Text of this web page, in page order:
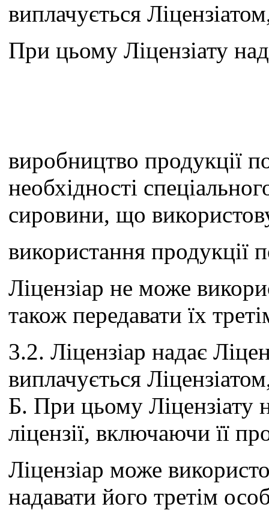
виплачується
При цьому Ліцензіату
виробництво продукції
необхідності
сировини, що
використання продукції
Ліцензіар не може
також передавати їх
3.2. Ліцензіар надає
виплачується
Б. При цьому Ліцензіату
ліцензії, включаючи її
Ліцензіар може
надавати його третім